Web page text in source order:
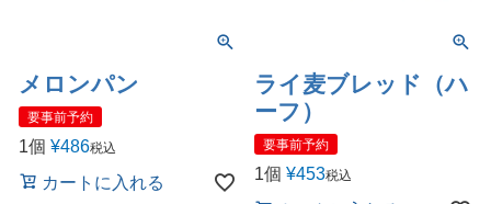
メロンパン
要事前予約
1個 ¥486税込
カートに入れる
ライ麦ブレッド（ハ
ーフ）
要事前予約
1個 ¥453税込